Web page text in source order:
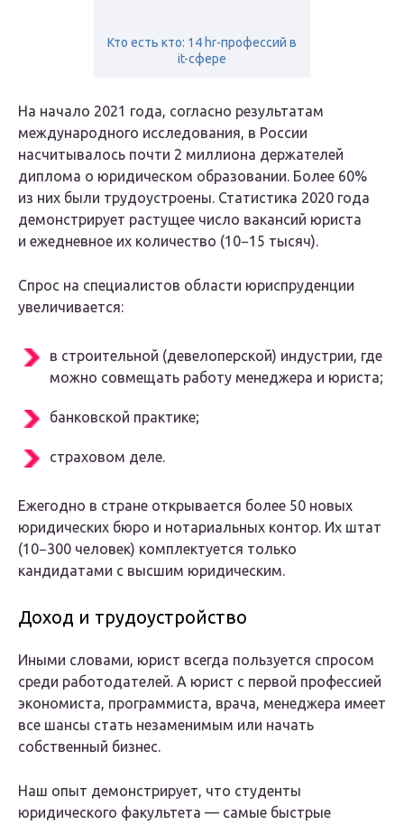
Кто есть кто: 14 hr-профессий в
it-сфере
На начало 2021 года, согласно результатам
международного исследования, в России
насчитывалось почти 2 миллиона держателей
диплома о юридическом образовании. Более 60%
из них были трудоустроены. Статистика 2020 года
демонстрирует растущее число вакансий юриста
и ежедневное их количество (10−15 тысяч).
Спрос на специалистов области юриспруденции
увеличивается:
в строительной (девелоперской) индустрии, где
можно совмещать работу менеджера и юриста;
банковской практике;
страховом деле.
Ежегодно в стране открывается более 50 новых
юридических бюро и нотариальных контор. Их штат
(10−300 человек) комплектуется только
кандидатами с высшим юридическим.
Доход и трудоустройство
Иными словами, юрист всегда пользуется спросом
среди работодателей. А юрист с первой профессией
экономиста, программиста, врача, менеджера имеет
все шансы стать незаменимым или начать
собственный бизнес.
Наш опыт демонстрирует, что студенты
юридического факультета — самые быстрые